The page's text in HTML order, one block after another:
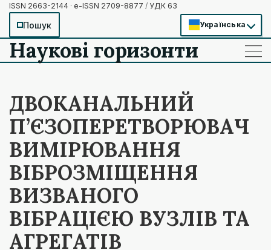
ISSN 2663-2144 · e-ISSN 2709-8877 / УДК 63
Пошук Українська
Наукові горизонти ——
——
——
ДВОКАНАЛЬНИЙ
П’ЄЗОПЕРЕТВОРЮВАЧ
ВИМІРЮВАННЯ
ВІБРОЗМІЩЕННЯ
ВИЗВАНОГО
ВІБРАЦІЄЮ ВУЗЛІВ ТА
АГРЕГАТІВ